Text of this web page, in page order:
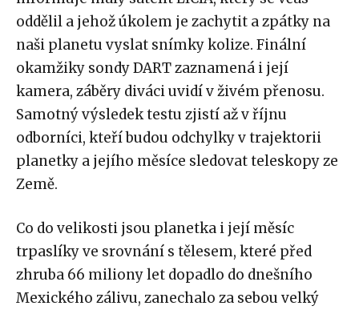
oddělil a jehož úkolem je zachytit a zpátky na
naši planetu vyslat snímky kolize. Finální
okamžiky sondy DART zaznamená i její
kamera, záběry diváci uvidí v živém přenosu.
Samotný výsledek testu zjistí až v říjnu
odborníci, kteří budou odchylky v trajektorii
planetky a jejího měsíce sledovat teleskopy ze
Země.
Co do velikosti jsou planetka i její měsíc
trpaslíky ve srovnání s tělesem, které před
zhruba 66 miliony let dopadlo do dnešního
Mexického zálivu, zanechalo za sebou velký